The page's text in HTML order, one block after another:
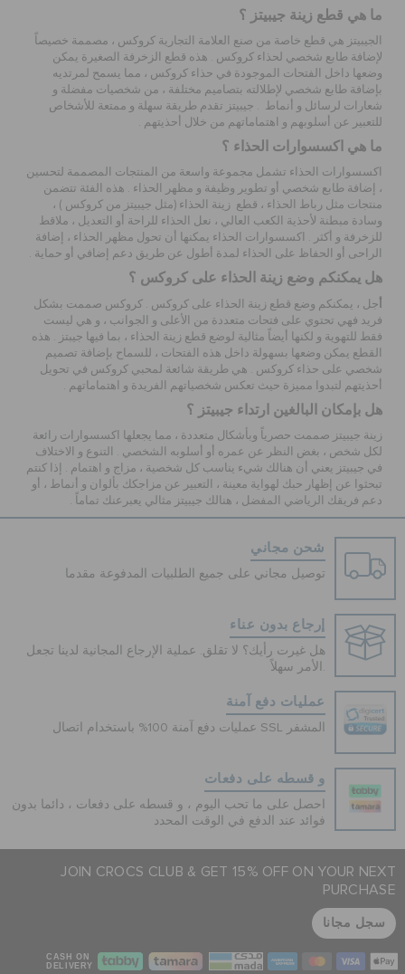
ما هي قطع زينة جيبيتز ؟
الجيبيتز هي قطع خاصة من صنع العلامة التجارية كروكس ، مصممة خصيصاً
لإضافة طابع شخصي لحذاء كروكس . هذه قطع الزخرفة الصغيرة يمكن
وضعها داخل الفتحات الموجودة في حذاء كروكس ، مما يسمح لمرتديه
بإضافة طابع شخصي لإطلالته بتصاميم مختلفة ، من شخصيات مفضلة و
شعارات لرسائل و أنماط . جيبيتز تقدم طريقة سهلة و ممتعة للأشخاص
للتعبير عن أسلوبهم و اهتماماتهم من خلال أحذيتهم .
ما هي اكسسوارات الحذاء ؟
اكسسوارات الحذاء تشمل مجموعة واسعة من المنتجات المصممة لتحسين
، إضافة طابع شخصي أو تطوير وظيفة و مظهر الحذاء . هذه الفئة تتضمن
منتجات مثل رباط الحذاء ، قطع زينة الحذاء (مثل جيبيتز من كروكس ) ،
وسادة مبطنة لأحذية الكعب العالي ، نعل الحذاء للراحة أو التعديل ، ملاقط
للزخرفة و أكثر . اكسسوارات الحذاء يمكنها أن تحول مظهر الحذاء ، إضافة
الراحى أو الحفاظ على الحذاء لمدة أطول عن طريق دعم إضافي أو حماية .
هل يمكنكم وضع زينة الحذاء على كروكس ؟
أجل ، يمكنكم وضع قطع زينة الحذاء على كروكس . كروكس صممت بشكل
فريد فهي تحتوي على فتحات متعددة من الأعلى و الجوانب ، و هي ليست
فقط للتهوية و لكنها أيضاً مثالية لوضع قطع زينة الحذاء ، بما فيها جيبتز . هذه
القطع يمكن وضعها بسهولة داخل هذه الفتحات ، للسماح بإضافة تصميم
شخصي على حذاء كروكس . هي طريقة شائعة لمحبي كروكس في تحويل
أحذيتهم لتبدوا مميزة حيث تعكس شخصياتهم الفريدة و اهتماماتهم .
هل بإمكان البالغين ارتداء جيبيتز ؟
زينة جيبيتز صممت حصرياً وبأشكال متعددة ، مما يجعلها اكسسوارات رائعة
لكل شخص ، بغض النظر عن عمره أو أسلوبه الشخصي . التنوع و الاختلاف
في جيبيتز يعني أن هنالك شيء يناسب كل شخصية ، مزاج و اهتمام . إذا كنتم
تبحثوا عن إظهار حبك لهواية معينة ، التعبير عن مزاجكك بألوان و أنماط ، أو
دعم فريقك الرياضي المفضل ، هنالك جيبيتز مثالي يعبرعنك تماماً .
شحن مجاني
توصيل مجاني على جميع الطلبيات المدفوعة مقدما
إرجاع بدون عناء
هل غيرت رأيك؟ لا تقلق. عملية الإرجاع المجانية لدينا تجعل
الأمر سهلاً.
عمليات دفع آمنة
عمليات دفع آمنة 100% باستخدام اتصال SSL المشفر
و قسطه على دفعات
احصل على ما تحب اليوم ، و قسطه على دفعات ، دائما بدون
فوائد عند الدفع في الوقت المحدد
JOIN CROCS CLUB & GET 15% OFF ON YOUR NEXT
PURCHASE
سجل مجانا
CASH ON
DELIVERY